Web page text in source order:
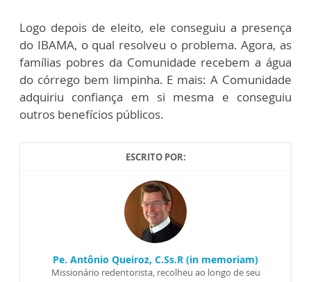
Logo depois de eleito, ele conseguiu a presença
do IBAMA, o qual resolveu o problema. Agora, as
famílias pobres da Comunidade recebem a água
do córrego bem limpinha. E mais: A Comunidade
adquiriu confiança em si mesma e conseguiu
outros benefícios públicos.
ESCRITO POR:
Pe. Antônio Queiroz, C.Ss.R (in memoriam)
Missionário redentorista, recolheu ao longo de seu